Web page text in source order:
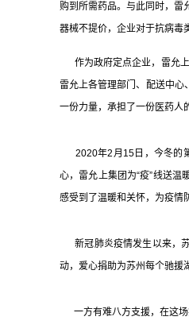
购到所需药品。与此同时，雷
器械不提价，企业对于抗病毒
作为政府定点企业，雷允上
雷允上各管理部门、配送中
一份力量，承担了一份医药人
2020年2月15日，今冬的第
心，雷允上集团为“疫”线送温
感受到了温暖和关怀，为疫情
新冠肺炎疫情发生以来，苏
动，爱心捐助为苏州每个驰援
一方有难八方支援，在这场